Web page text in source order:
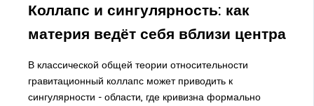
Коллапс и сингулярность: как
материя ведёт себя вблизи центра
В классической общей теории относительности
гравитационный коллапс может приводить к
сингулярности - области, где кривизна формально